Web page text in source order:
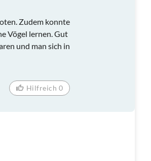
Zudem konnte
Vögel lernen. Gut
und man sich in
Hilfreich 0